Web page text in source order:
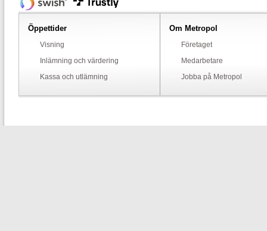
Öppettider
Visning
Inlämning och värdering
Kassa och utlämning
Om Metropol
Företaget
Medarbetare
Jobba på Metropol